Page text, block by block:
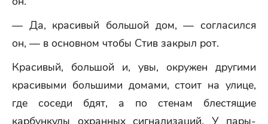
— Да, красивый большой дом, — согласился
он, — в основном чтобы Стив закрыл рот.
Красивый, большой и, увы, окружен другими
красивыми большими домами, стоит на улице,
где соседи бдят, а по стенам блестящие
карбункулы охранных сигнализаций. У пары-